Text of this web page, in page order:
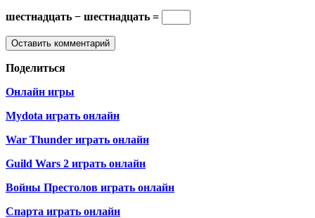
шестнадцать − шестнадцать =
Поделиться
Онлайн игры
Mydota играть онлайн
War Thunder играть онлайн
Guild Wars 2 играть онлайн
Войны Престолов играть онлайн
Спарта играть онлайн